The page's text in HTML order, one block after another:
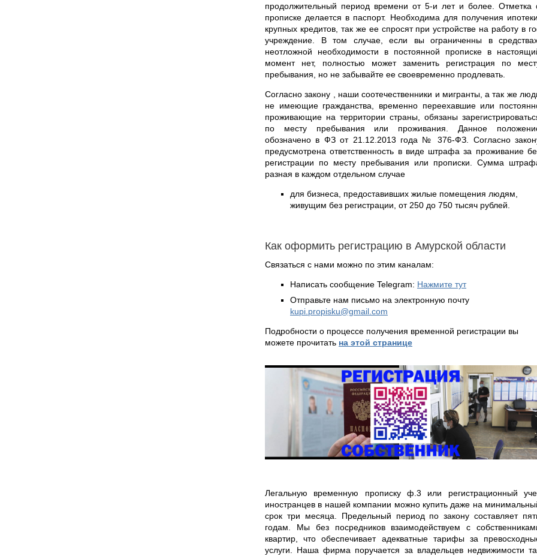
продолжительный период времени от 5-и лет и более. Отметка
прописке делается в паспорт. Необходима для получения ипотеки,
крупных кредитов, так же ее спросят при устройстве на работу в
учреждение. В том случае, если вы ограниченны в
неотложной необходимости в постоянной прописке в
момент нет, полностью может заменить регистрация по
пребывания, но не забывайте ее своевременно продлевать.
Согласно закону , наши соотечественники и мигранты, а так же
не имеющие гражданства, временно переехавшие или
проживающие на территории страны, обязаны
по месту пребывания или проживания. Данное
обозначено в ФЗ от 21.12.2013 года № 376-ФЗ. Согласно
предусмотрена ответственность в виде штрафа за проживание
регистрации по месту пребывания или прописки. Сумма
разная в каждом отдельном случае
для бизнеса, предоставивших жилые помещения людям,
живущим без регистрации, от 250 до 750 тысяч рублей.
Как оформить регистрацию в Амурской области
Связаться с нами можно по этим каналам:
Написать сообщение Telegram: Нажмите тут
Отправьте нам письмо на электронную почту
kupi.propisku@gmail.com
Подробности о процессе получения временной регистрации вы
можете прочитать на этой странице
Легальную временную прописку ф.3 или регистрационный
иностранцев в нашей компании можно купить даже на
срок три месяца. Предельный период по закону составляет
годам. Мы без посредников взаимодействуем с
квартир, что обеспечивает адекватные тарифы за
услуги. Наша фирма поручается за владельцев недвижимости